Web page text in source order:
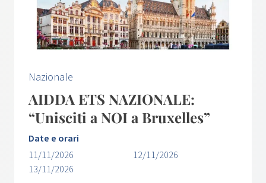
Nazionale
AIDDA ETS NAZIONALE:
“Unisciti a NOI a Bruxelles”
Date e orari
11/11/2026
12/11/2026
13/11/2026